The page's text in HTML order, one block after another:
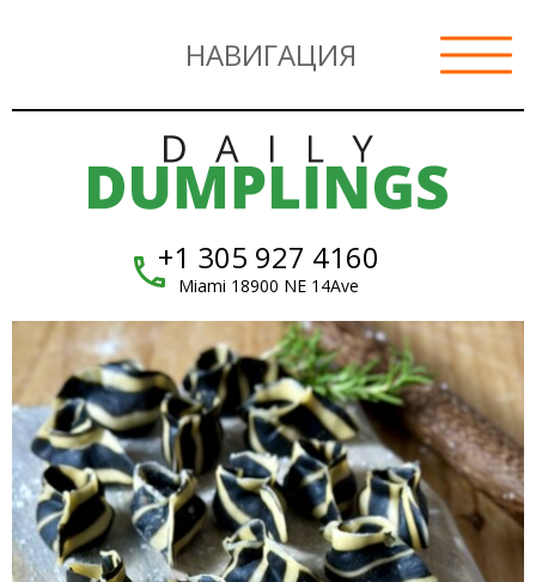
НАВИГАЦИЯ
+1 305 927 4160
Miami 18900 NE 14Ave